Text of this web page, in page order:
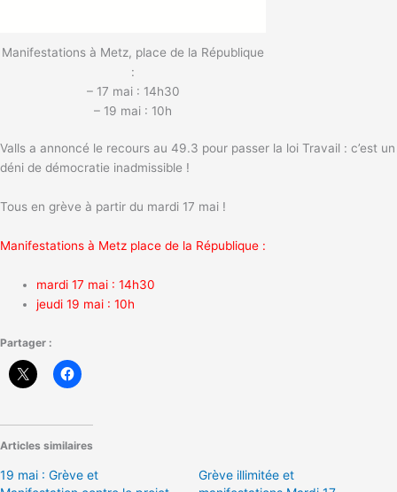
Manifestations à Metz, place de la République
:
– 17 mai : 14h30
– 19 mai : 10h
Valls a annoncé le recours au 49.3 pour passer la loi Travail : c’est un
déni de démocratie inadmissible !
Tous en grève à partir du mardi 17 mai !
Manifestations à Metz place de la République :
mardi 17 mai : 14h30
jeudi 19 mai : 10h
Partager :
Articles similaires
19 mai : Grève et
Grève illimitée et